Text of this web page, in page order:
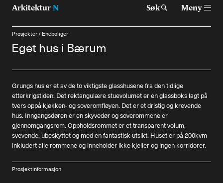
Arkitektur N Søk Meny
Tidsskrift for arkitektur, interiør og landskap
Temaer
Prosjekter
Artikler
Om Arkitektur N
Prosjekter/ Eneboliger
Eget hus i Bærum
Grungs hus er et av de to viktigste glasshusene fra den tidlige
etterkrigstiden. Det rektangulære stuevolumet er en glassboks lagt på
tvers oppå kjøkken- og soveromfløyen. Det er et dristig og krevende
hus. Inngangsdøren er en skyvedør og soverommene er
gjennomgangsrom. Oppholdsrommet er et transparent volum,
svevende, ubeskyttet og med en fantastisk utsikt. Huset er på 200kvm
inkludert alle rommene og inneholder ikke kjeller og ingen korridorer.
Prosjektinformasjon